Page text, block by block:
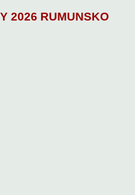
2026 RUMUNSKO